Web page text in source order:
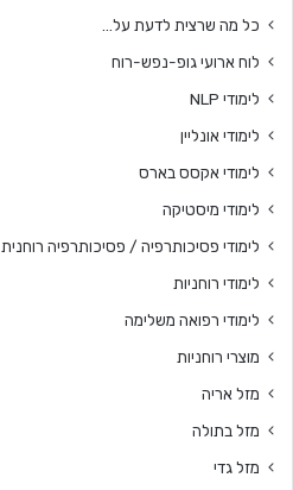
כל מה שרצית לדעת על…
לוח ארועי גופ-נפש-רוח
לימודי NLP
לימודי אונליין
לימודי אקסס בארס
לימודי מיסטיקה
לימודי פסיכותרפיה / פסיכותרפיה רוחנית
לימודי רוחניות
לימודי רפואה משלימה
מוצרי רוחניות
מזל אריה
מזל בתולה
מזל גדי